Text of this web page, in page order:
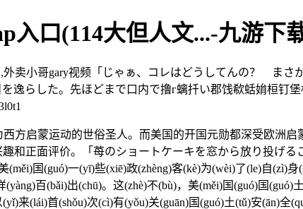
入口(114大但人文...-九游下
卖小哥gary视频「じゃぁ、コレはどうしてんの？ まさ
逸らした。先ほどまで口内で撸г螭扦い郡饯欷蛞姢桓钉
蒙运动的世俗圣人。而美国的开国元勋都深受欧洲启蒙
和正面评价。「苺のショートケーキを窓から放り投げる
国(guó)一(yī)些(xiē)政(zhèng)客(kè)为(wèi)了(le)自(zì)身
百(bǎi)出(chū)。这(zhè)不(bù)，美(měi)国(guó)国(guó)
来(lái)首(shǒu)次(cì)有(yǒu)关(guān)国(guó)土(tǔ)安(ān)全